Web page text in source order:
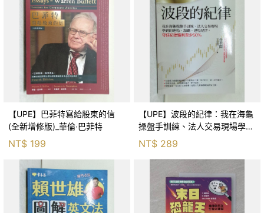
【UPE】巴菲特寫給股東的信
(全新增修版)_華倫‧巴菲特
NT$ 199
【UPE】波段的紀律：我在海龜
操盤手訓練、法人交易現場學到
的進場、加碼、退場紀律，守住
紀律獲利至少50％_雷老闆
NT$ 289